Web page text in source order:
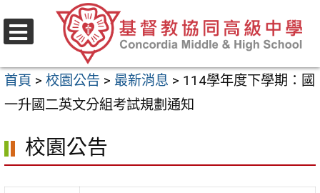
至
要
內
區
首頁 > 校園公告 > 最新消息 > 114學年度下學期：國
一升國二英文分組考試規劃通知
校園公告
選
單